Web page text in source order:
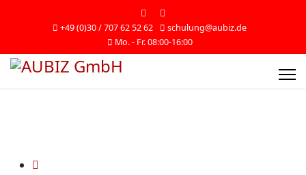
+49 (0)30 / 707 62 52 62
schulung@aubiz.de
Mo. - Fr. 08:00-16:00